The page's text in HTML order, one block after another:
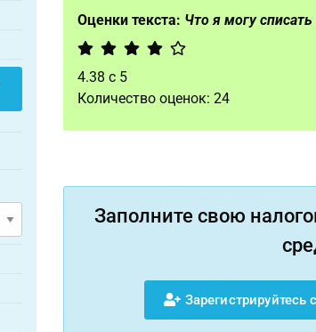
Оценки текста: Что я могу
4.38с 5
Количество оценок: 24
Заполните свою
Зарегистрируйтесь